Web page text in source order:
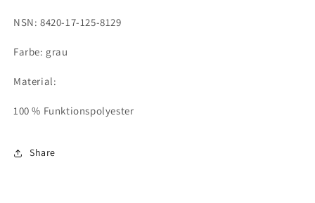
NSN: 8420-17-125-8129
Farbe: grau
Material:
100 % Funktionspolyester
Share